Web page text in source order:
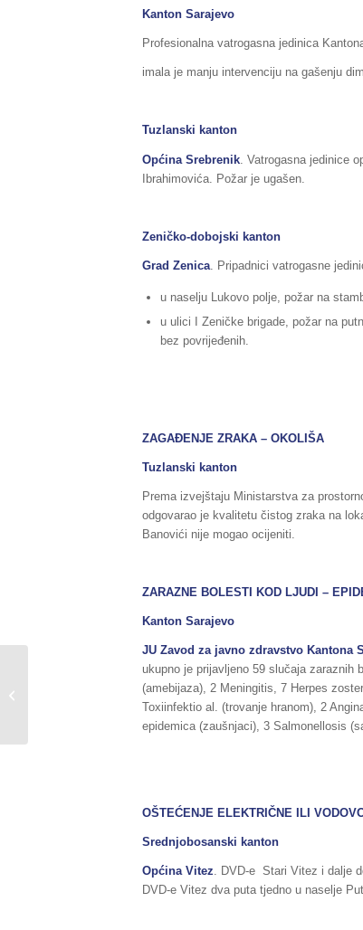
Kanton Sarajevo
Profesionalna vatrogasna jedinica
imala je manju intervenciju na gašenju
Tuzlanski kanton
Općina Srebrenik . Vatrogasna jedinice
Ibrahimovića. Požar je ugašen.
Zeničko-dobojski kanton
Grad Zenica . Pripadnici vatrogasne
u naselju Lukovo polje, požar na
u ulici I Zeničke brigade, požar na
bez povrijeđenih.
ZAGAĐENJE ZRAKA – OKOLIŠA
Tuzlanski kanton
Prema izvejštaju Ministarstva za
odgovarao je kvalitetu čistog zraka na
Banovići nije mogao ocijeniti.
ZARAZNE BOLESTI KOD LJUDI –
Kanton Sarajevo
JU Zavod za javno zdravstvo Kantona
ukupno je prijavljeno 59 slučaja zaraznih
(amebijaza), 2 Meningitis, 7 Herpes
Toxiinfektio al. (trovanje hranom), 2
epidemica (zaušnjaci), 3 Salmonellosis
OŠTEĆENJE ELEKTRIČNE ILI
Srednjobosanski kanton
Općina Vitez. DVD-e Stari Vitez i dalje
DVD-e Vitez dva puta tjedno u naselje
Sažetak redovnog izvještaja o stanju
u Federaciji BiH, za dane
22./23.11.2018.godine,...